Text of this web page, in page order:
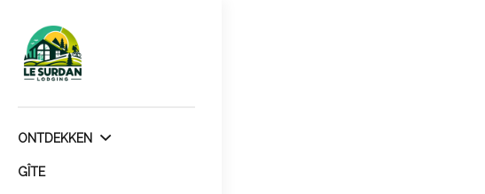
ONTDEKKEN
GÎTE